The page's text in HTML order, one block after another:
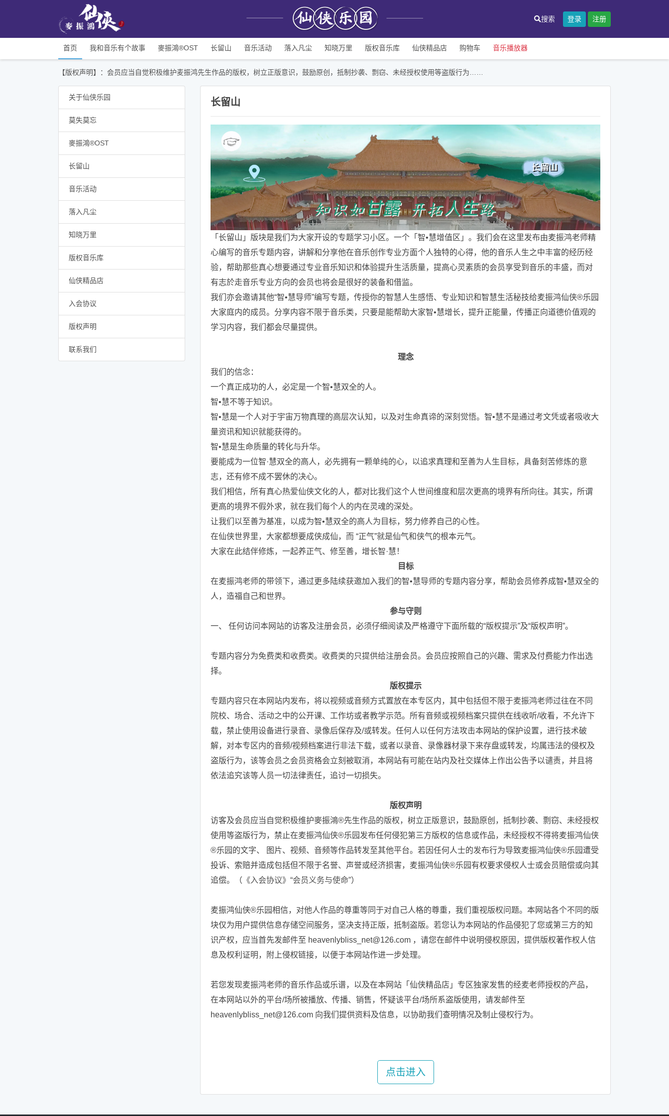
搜索 登录 注册
首页 我和音乐有个故事 麥振鴻®OST 长留山 音乐活动 落入凡尘 知晓万里 版权音乐库 仙侠精品店 购物车 音乐播放器
【版权声明】：会员应当自觉积极维护麦振鸿先生作品的版权，树立正版意识，鼓励原创，抵制抄袭、剽窃、未经授权使用等盗版行为……
关于仙侠乐园
莫失莫忘
麥振鴻®OST
长留山
音乐活动
落入凡尘
知晓万里
版权音乐库
仙侠精品店
入会协议
版权声明
联系我们
长留山
「长留山」版块是我们为大家开设的专题学习小区。一个「智•慧增值区」。我们会在这里发布由麦振鸿老师精
心编写的音乐专题内容，讲解和分享他在音乐创作专业方面个人独特的心得，他的音乐人生之中丰富的经历经
验，帮助那些真心想要通过专业音乐知识和体验提升生活质量，提高心灵素质的会员享受到音乐的丰盛，而对
有志於走音乐专业方向的会员也将会是很好的装备和借监。
我们亦会邀请其他“智•慧导师”编写专题，传授你的智慧人生感悟、专业知识和智慧生活秘技给麦振鸿仙侠®乐园
大家庭内的成员。分享内容不限于音乐类，只要是能帮助大家智•慧增长，提升正能量，传播正向道德价值观的
学习内容，我们都会尽量提供。
理念
我们的信念：
一个真正成功的人，必定是一个智•慧双全的人。
智•慧不等于知识。
智•慧是一个人对于宇宙万物真理的高层次认知，以及对生命真谛的深刻觉悟。智•慧不是通过考文凭或者吸收大
量资讯和知识就能获得的。
智•慧是生命质量的转化与升华。
要能成为一位智·慧双全的高人，必先拥有一颗单纯的心，以追求真理和至善为人生目标，具备刻苦修炼的意
志，还有修不成不罢休的决心。
我们相信，所有真心热爱仙侠文化的人，都对比我们这个人世间维度和层次更高的境界有所向往。其实，所谓
更高的境界不假外求，就在我们每个人的内在灵魂的深处。
让我们以至善为基准，以成为智•慧双全的高人为目标，努力修养自己的心性。
在仙侠世界里，大家都想要成侠成仙，而 “正气”就是仙气和侠气的根本元气。
大家在此结伴修炼，一起养正气、修至善，增长智·慧！
目标
在麦振鸿老师的带领下，通过更多陆续获邀加入我们的智•慧导师的专题内容分享，帮助会员修养成智•慧双全的
人，造福自己和世界。
参与守则
一、 任何访问本网站的访客及注册会员，必须仔细阅读及严格遵守下面所载的“版权提示”及“版权声明”。
专题内容分为免费类和收费类。收费类的只提供给注册会员。会员应按照自己的兴趣、需求及付费能力作出选
择。
版权提示
专题内容只在本网站内发布，将以视频或音频方式置放在本专区内，其中包括但不限于麦振鸿老师过往在不同
院校、场合、活动之中的公开课、工作坊或者教学示范。所有音频或视频档案只提供在线收听/收看，不允许下
载，禁止使用设备进行录音、录像后保存及/或转发。任何人以任何方法攻击本网站的保护设置，进行技术破
解，对本专区内的音频/视频档案进行非法下载，或者以录音、录像器材录下来存盘或转发，均属违法的侵权及
盗版行为，该等会员之会员资格会立刻被取消，本网站有可能在站内及社交媒体上作出公告予以谴责，并且将
依法追究该等人员一切法律责任，追讨一切损失。
版权声明
访客及会员应当自觉积极维护麥振鴻®先生作品的版权，树立正版意识，鼓励原创，抵制抄袭、剽窃、未经授权
使用等盗版行为，禁止在麦振鸿仙侠®乐园发布任何侵犯第三方版权的信息或作品，未经授权不得将麦振鸿仙侠
®乐园的文字、 图片、视频、音频等作品转发至其他平台。若因任何人士的发布行为导致麦振鸿仙侠®乐园遭受
投诉、索赔并造成包括但不限于名誉、声誉或经济损害，麦振鸿仙侠®乐园有权要求侵权人士或会员赔偿或向其
追偿。（ 《入会协议》“会员义务与使命”）
麦振鸿仙侠®乐园相信，对他人作品的尊重等同于对自己人格的尊重，我们重视版权问题。本网站各个不同的版
块仅为用户提供信息存储空间服务，坚决支持正版，抵制盗版。若您认为本网站的作品侵犯了您或第三方的知
识产权，应当首先发邮件至 heavenlybliss_net@126.com ，请您在邮件中说明侵权原因，提供版权著作权人信
息及权利证明，附上侵权链接，以便于本网站作进一步处理。
若您发现麦振鸿老师的音乐作品或乐谱，以及在本网站「仙侠精品店」专区独家发售的经麦老师授权的产品，
在本网站以外的平台/场所被播放、传播、销售，怀疑该平台/场所系盗版使用，请发邮件至
heavenlybliss_net@126.com 向我们提供资料及信息，以协助我们查明情况及制止侵权行为。
点击进入